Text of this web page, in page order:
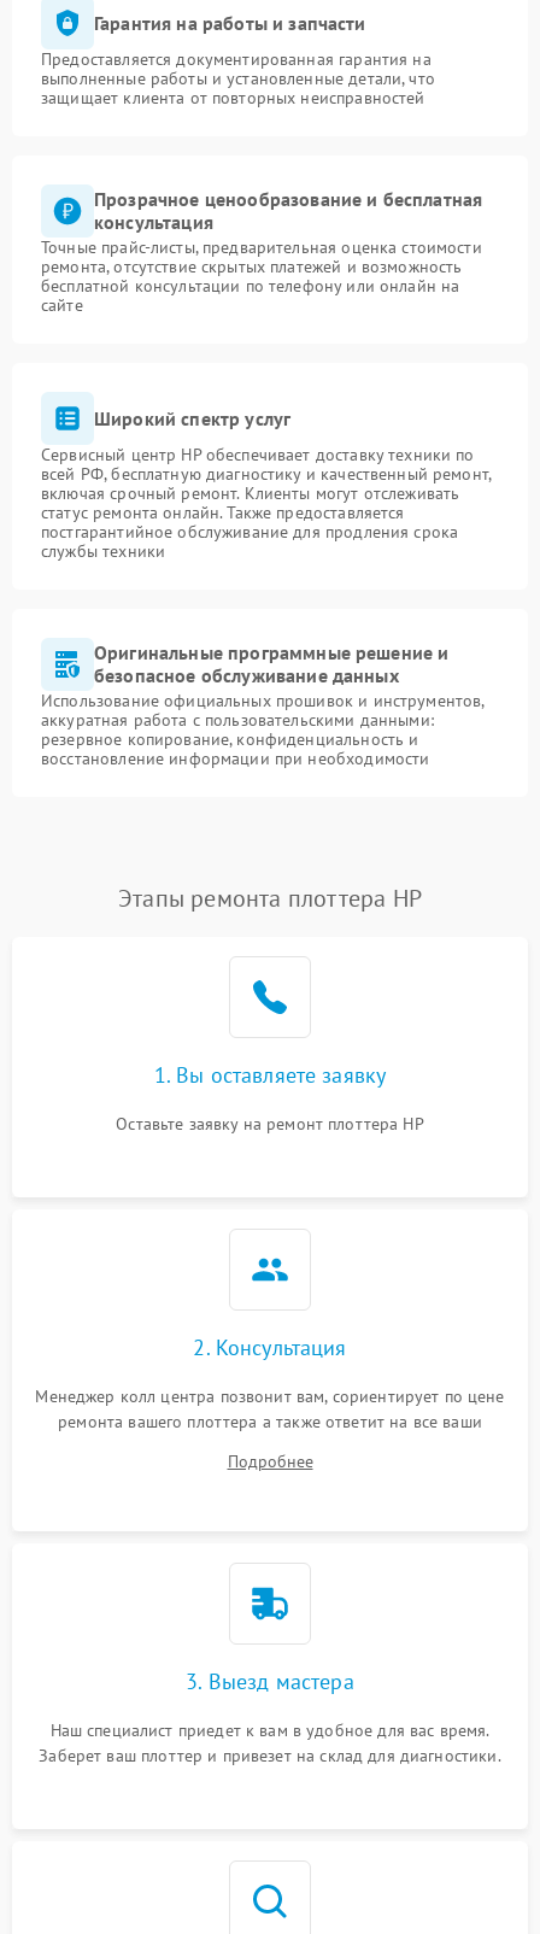
Гарантия на работы и запчасти
Предоставляется документированная гарантия на
выполненные работы и установленные детали, что
защищает клиента от повторных неисправностей
Прозрачное ценообразование и бесплатная
консультация
Точные прайс-листы, предварительная оценка стоимости
ремонта, отсутствие скрытых платежей и возможность
бесплатной консультации по телефону или онлайн на
сайте
Широкий спектр услуг
Сервисный центр HP обеспечивает доставку техники по
всей РФ, бесплатную диагностику и качественный ремонт,
включая срочный ремонт. Клиенты могут отслеживать
статус ремонта онлайн. Также предоставляется
постгарантийное обслуживание для продления срока
службы техники
Оригинальные программные решение и
безопасное обслуживание данных
Использование официальных прошивок и инструментов,
аккуратная работа с пользовательскими данными:
резервное копирование, конфиденциальность и
восстановление информации при необходимости
Этапы ремонта плоттера HP
1. Вы оставляете заявку
Оставьте заявку на ремонт плоттера HP
2. Консультация
Менеджер колл центра позвонит вам, сориентирует по цене
ремонта вашего плоттера а также ответит на все ваши
Подробнее
3. Выезд мастера
Наш специалист приедет к вам в удобное для вас время.
Заберет ваш плоттер и привезет на склад для диагностики.